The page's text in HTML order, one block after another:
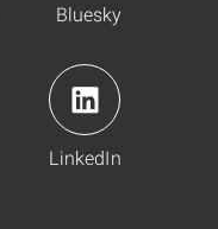
Bluesky
LinkedIn